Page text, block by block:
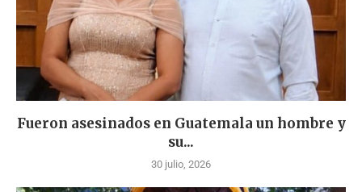
Fueron asesinados en Guatemala un hombre y
su...
30 julio, 2026